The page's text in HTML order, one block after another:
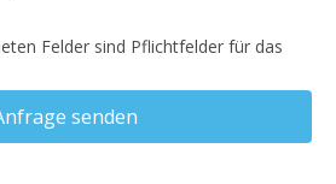
Felder sind Pflichtfelder für das
senden